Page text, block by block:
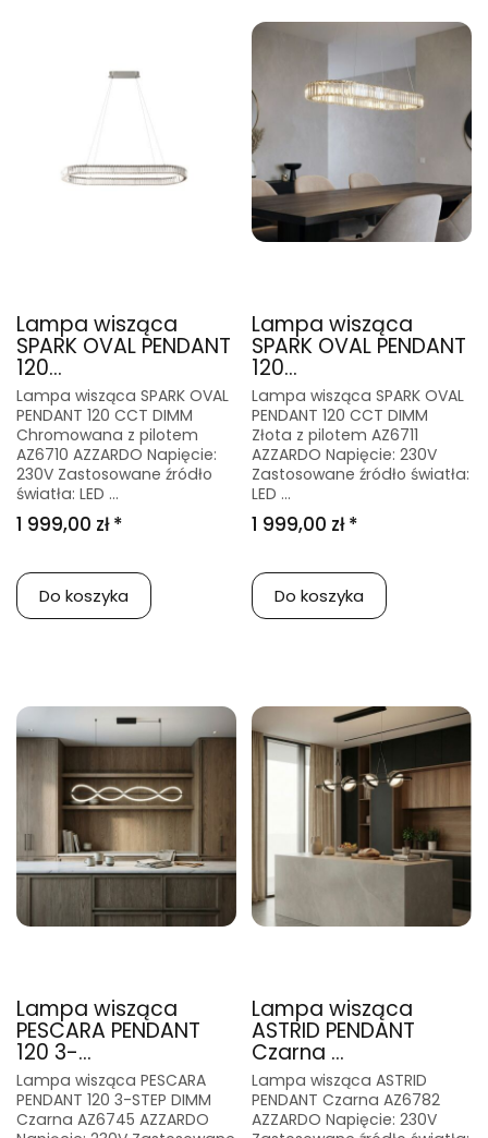
Lampa wisząca
SPARK OVAL PENDANT
120...
Lampa wisząca SPARK OVAL
PENDANT 120 CCT DIMM
Chromowana z pilotem
AZ6710 AZZARDO Napięcie:
230V Zastosowane źródło
światła: LED ...
1 999,00 zł *
Do koszyka
Lampa wisząca
SPARK OVAL PENDANT
120...
Lampa wisząca SPARK OVAL
PENDANT 120 CCT DIMM
Złota z pilotem AZ6711
AZZARDO Napięcie: 230V
Zastosowane źródło światła:
LED ...
1 999,00 zł *
Do koszyka
Lampa wisząca
PESCARA PENDANT
120 3-...
Lampa wisząca PESCARA
PENDANT 120 3-STEP DIMM
Czarna AZ6745 AZZARDO
Lampa wisząca
ASTRID PENDANT
Czarna ...
Lampa wisząca ASTRID
PENDANT Czarna AZ6782
AZZARDO Napięcie: 230V